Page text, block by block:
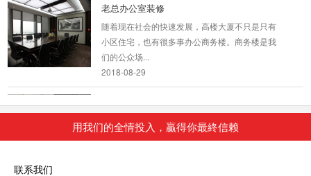
老总办公室装修
随着现在社会的快速发展，高楼大厦不只是只有
小区住宅，也有很多事办公商务楼。商务楼是我
们的公众场...
2018-08-29
作平添了无限的方便与快捷及舒适性，网络科技
用我们的全情投入，贏得你最終信赖
联系我们